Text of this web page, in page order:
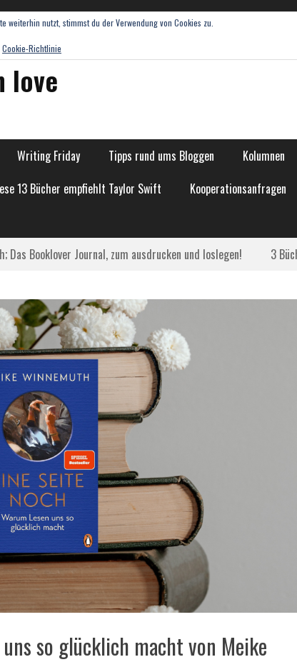
love
Writing Friday Tipps rund ums Bloggen Kolumnen
13 Bücher empfiehlt Taylor Swift Kooperationsanfragen
Das Booklover Journal, zum ausdrucken und loslegen! 3
so glücklich macht von Meike
weiterhin nutzt, stimmst du der Verwendung von Cookies zu.
Cookie-Richtlinie